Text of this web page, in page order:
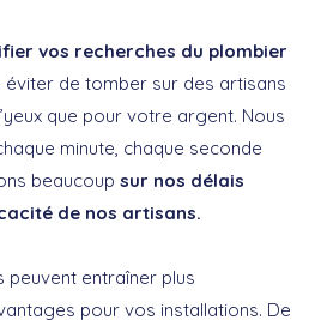
vos recherches du plombier
éviter de tomber sur des artisans
que pour votre argent. Nous
minute, chaque seconde
beaucoup sur nos délais
de nos artisans.
peuvent entraîner plus
pour vos installations. De